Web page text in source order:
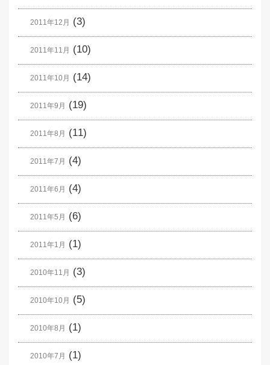
2011年12月 (3)
2011年11月 (10)
2011年10月 (14)
2011年9月 (19)
2011年8月 (11)
2011年7月 (4)
2011年6月 (4)
2011年5月 (6)
2011年1月 (1)
2010年11月 (3)
2010年10月 (5)
2010年8月 (1)
2010年7月 (1)